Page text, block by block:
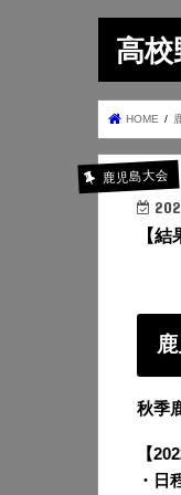
高
HOME
鹿児島大会
【
秋季
【
・日